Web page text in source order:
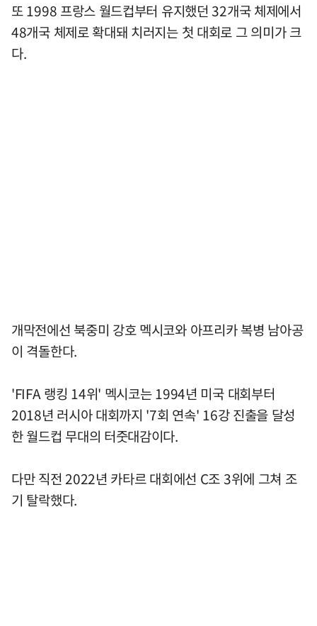
또 1998 프랑스 월드컵부터 유지했던 32개국 체제에서
48개국 체제로 확대돼 치러지는 첫 대회로 그 의미가 크
다.
개막전에선 북중미 강호 멕시코와 아프리카 복병 남아공
이 격돌한다.
'FIFA 랭킹 14위' 멕시코는 1994년 미국 대회부터
2018년 러시아 대회까지 '7회 연속' 16강 진출을 달성
한 월드컵 무대의 터줏대감이다.
다만 직전 2022년 카타르 대회에선 C조 3위에 그쳐 조
기 탈락했다.